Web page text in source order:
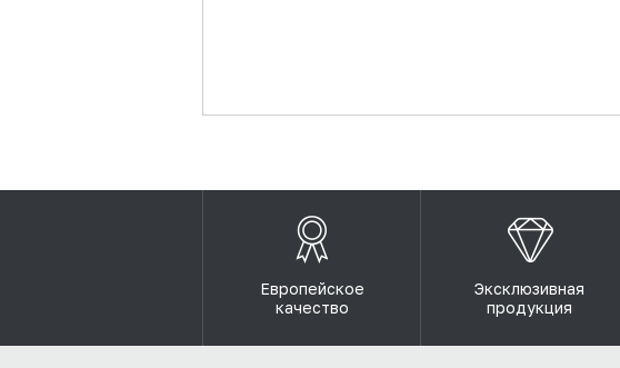
Европейское
качество
Эксклюзивная
продукция